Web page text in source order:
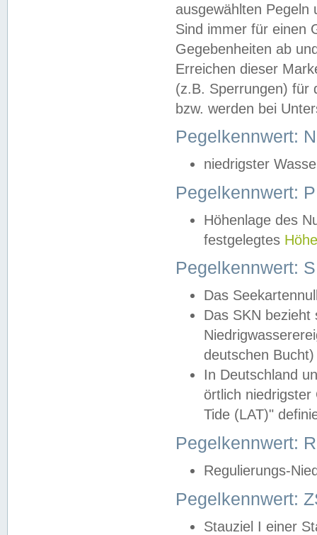
ausgewählten
Sind immer für einen
Gegebenheiten ab
Erreichen dieser
(z.B. Sperrungen) für
bzw. werden bei
Pegelkennwert:
niedrigster
Pegelkennwert:
Höhenlage des
festgelegtes
Pegelkennwert:
Das
Das SKN
deutschen
In Deutschland
örtlich
Tide (LAT)"
Pegelkennwert:
Regulierungs-
Pegelkennwert:
Stauziel I einer